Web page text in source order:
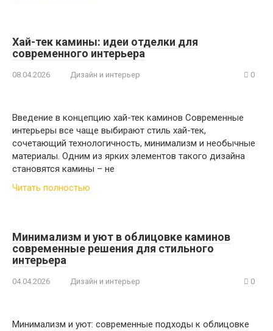
Хай-тек камины: идеи отделки для
современного интерьера
08.04.2026 Дизайн и интерьер 0
Введение в концепцию хай-тек каминов Современные
интерьеры все чаще выбирают стиль хай-тек,
сочетающий технологичность, минимализм и необычные
материалы. Одним из ярких элементов такого дизайна
становятся камины – не
Читать полностью
Минимализм и уют в облицовке каминов
современные решения для стильного
интерьера
04.04.2026 Дизайн и интерьер 0
Минимализм и уют: современные подходы к облицовке